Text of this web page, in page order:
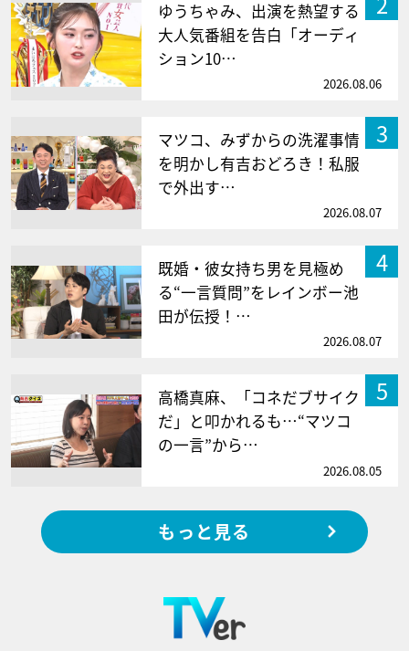
ゆうちゃみ、出演を熱望する
大人気番組を告白「オーディ
ション10…
2026.08.06
3
マツコ、みずからの洗濯事情
を明かし有吉おどろき！私服
で外出す…
2026.08.07
4
既婚・彼女持ち男を見極め
る“一言質問”をレインボー池
田が伝授！…
2026.08.07
5
高橋真麻、「コネだブサイク
だ」と叩かれるも…“マツコ
の一言”から…
2026.08.05
もっと見る